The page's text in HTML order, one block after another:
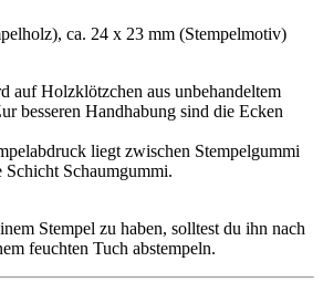
ca. 24 x 23 mm (Stempelmotiv)
auf Holzklötzchen aus unbehandeltem
besseren Handhabung sind die Ecken
liegt zwischen Stempelgummi
Schaumgummi.
Stempel zu haben, solltest du ihn nach
feuchten Tuch abstempeln.